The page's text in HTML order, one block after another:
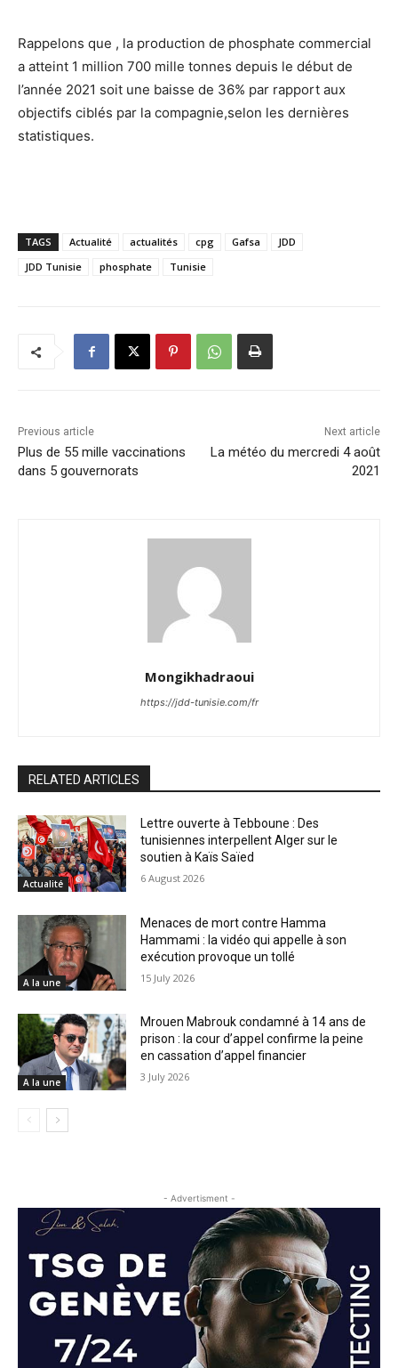
Rappelons que , la production de phosphate commercial
a atteint 1 million 700 mille tonnes depuis le début de
l’année 2021 soit une baisse de 36% par rapport aux
objectifs ciblés par la compagnie,selon les dernières
statistiques.
TAGS Actualité actualités cpg Gafsa
JDD
JDD Tunisie
phosphate Tunisie
Previous article
Plus de 55 mille vaccinations
dans 5 gouvernorats
Next article
La météo du mercredi 4 août
2021
Mongikhadraoui
https://jdd-tunisie.com/fr
RELATED ARTICLES
Actualité
Lettre ouverte à Tebboune : Des
tunisiennes interpellent Alger sur le
soutien à Kaïs Saïed
6 August 2026
A la une
Menaces de mort contre Hamma
Hammami : la vidéo qui appelle à son
exécution provoque un tollé
15 July 2026
A la une
Mrouen Mabrouk condamné à 14 ans de
prison : la cour d’appel confirme la peine
en cassation d’appel financier
3 July 2026
- Advertisment -